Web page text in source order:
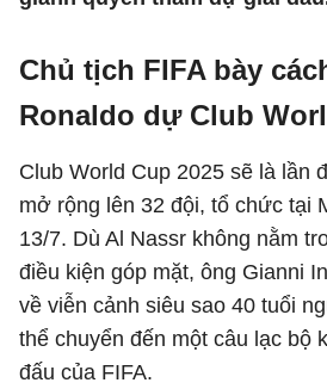
Chủ tịch FIFA bày
Ronaldo dự Club
Club World Cup 2025 sẽ là lần
mở rộng lên 32 đội, tổ chức tại
13/7. Dù Al Nassr không nằm
điều kiện góp mặt, ông Gianni
về viễn cảnh siêu sao 40 tuổi
thể chuyển đến một câu lạc bộ
đấu của FIFA.